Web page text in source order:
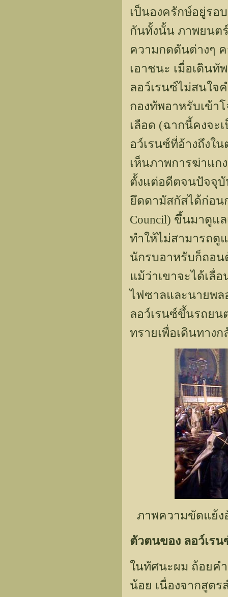
เป็นองครักษ์อยู่รอ
กันทั้งนั้น ภาพยนต
ความกดดันต่างๆ
เอาชนะ เมื่อเดิน
ลอว์เรนซ์ไม่สนใจ
กองทัพอาหรับเข้า
เลือด (ฉากนี้คงจะ
อว์เรนซ์ที่อ้างถึงใ
เห็นภาพการฆ่าแก
ตั้งแต่อดีตจนปัจจุบั
ยึดดามัสกัสได้ก่อน
Council) ขึ้นมาดูแ
ทำให้ไม่สามารถดู
นักรบอาหรับก็ถอน
แม้ว่าเขาจะได้เลื่
ไฟซาลและนายพล
ลอว์เรนซ์ขึ้นรถยน
ทรายเพื่อเดินทาง
ภาพความขัดแย้งอั
ตัวตนของ ลอว์เรน
ในทัศนะผม ถ้อยค
น้อย เนื่องจากสูต